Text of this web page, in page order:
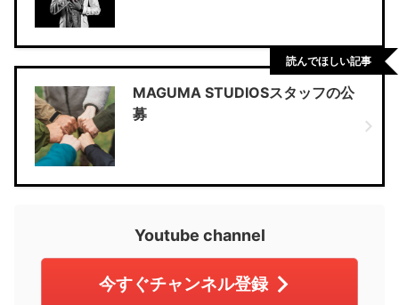
MAGUMA STUDIOSスタッフの公
募
読んでほしい記事
Youtube channel
今すぐチャンネル登録